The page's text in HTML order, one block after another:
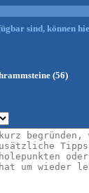
sind, können
(56)